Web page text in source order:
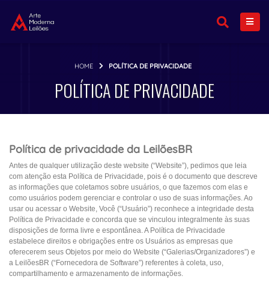
HOME POLÍTICA DE PRIVACIDADE
POLÍTICA DE PRIVACIDADE
Política de privacidade da LeilõesBR
Antes de qualquer utilização deste website (“Website”), pedimos que leia
com atenção esta Política de Privacidade, pois é o documento que descreve
as informações que coletamos sobre usuários, o que fazemos com elas e
como usuários podem gerenciar e controlar o uso de suas informações. Ao
usar ou acessar o Website, Você (“Usuário”) reconhece a integridade desta
Política de Privacidade e concorda que se vinculou integralmente às suas
disposições de forma livre e espontânea. A Política de Privacidade
estabelece direitos e obrigações entre os Usuários as empresas que
oferecerem seus Objetos por meio do Website (“Galerias/Organizadores”) e
a LeilõesBR (“Fornecedora de Software”) referentes à coleta, uso,
compartilhamento e armazenamento de informações.